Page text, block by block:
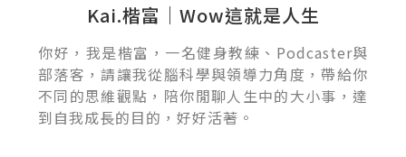
Kai.楷富｜Wow這就是人生
你好，我是楷富，一名健身教練、Podcaster與
部落客，請讓我從腦科學與領導力角度，帶給你
不同的思維觀點，陪你閒聊人生中的大小事，達
到自我成長的目的，好好活著。